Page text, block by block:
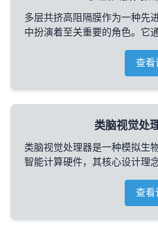
多层共挤高阻隔膜作为一种先
中扮演着至关重要的角色。它
查看
类脑视觉处
类脑视觉处理器是一种模拟生
智能计算硬件，其核心设计理
查看